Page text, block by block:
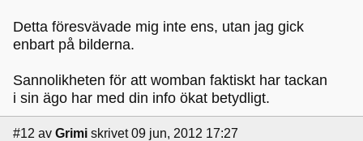
Detta föresvävade mig inte ens, utan jag gick
enbart på bilderna.
Sannolikheten för att womban faktiskt har tackan
i sin ägo har med din info ökat betydligt.
#12 av Grimi skrivet 09 jun, 2012 17:27